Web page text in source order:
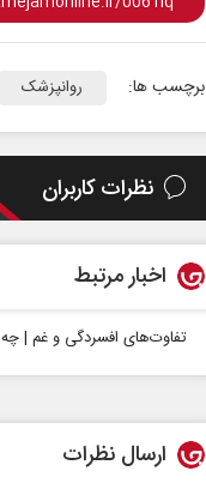
برچسب ها: روانپزشک
نظرات کاربران
اخبار مرتبط
تفاوت‌های افسردگی و غم |
ارسال نظرات